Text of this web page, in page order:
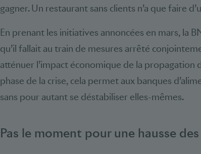
gagner. Un restaurant sans clients n’a que faire
En prenant les initiatives annoncées en mars, la
qu’il fallait au train de mesures arrêté
atténuer l’impact économique de la propagation
phase de la crise, cela permet aux banques
sans pour autant se déstabiliser elles-mêmes.
Pas le moment pour une hausse